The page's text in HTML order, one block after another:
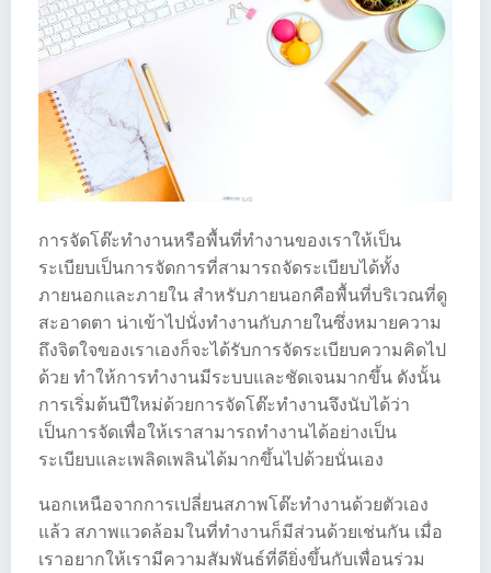
การจัดโต๊ะทำงานหรือพื้นที่ทำงานของเราให้เป็น
ระเบียบเป็นการจัดการที่สามารถจัดระเบียบได้ทั้ง
ภายนอกและภายใน สำหรับภายนอกคือพื้นที่บริเวณที่ดู
สะอาดตา น่าเข้าไปนั่งทำงานกับภายในซึ่งหมายความ
ถึงจิตใจของเราเองก็จะได้รับการจัดระเบียบความคิดไป
ด้วย ทำให้การทำงานมีระบบและชัดเจนมากขึ้น ดังนั้น
การเริ่มต้นปีใหม่ด้วยการจัดโต๊ะทำงานจึงนับได้ว่า
เป็นการจัดเพื่อให้เราสามารถทำงานได้อย่างเป็น
ระเบียบและเพลิดเพลินได้มากขึ้นไปด้วยนั่นเอง
นอกเหนือจากการเปลี่ยนสภาพโต๊ะทำงานด้วยตัวเอง
แล้ว สภาพแวดล้อมในที่ทำงานก็มีส่วนด้วยเช่นกัน เมื่อ
เราอยากให้เรามีความสัมพันธ์ที่ดียิ่งขึ้นกับเพื่อนร่วม